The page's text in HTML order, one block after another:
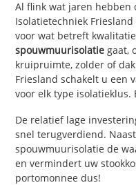
Al flink wat jaren hebben
Isolatietechniek
voor wat betreft
spouwmuurisolatie gaat,
kruipruimte, zolder of
Friesland schakelt u een
voor elk type isolatieklus.
De relatief lage
snel terugverdiend.
spouwmuurisolatie de
en vermindert uw
portomonnee dus!